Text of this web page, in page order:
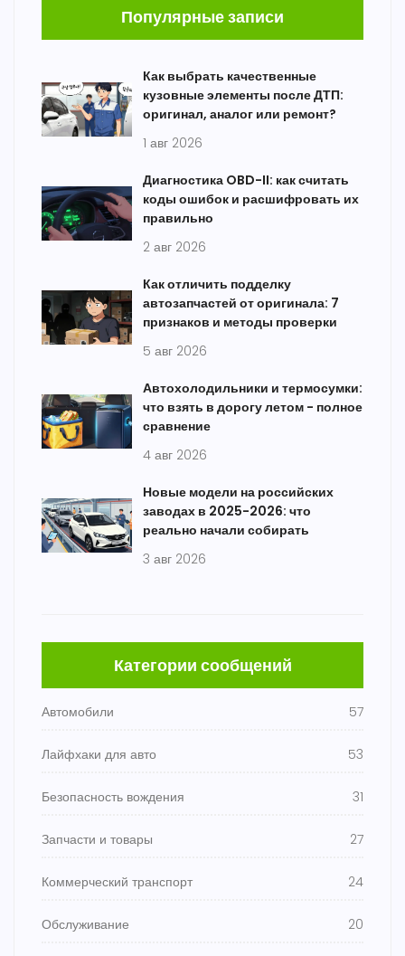
Популярные записи
Как выбрать качественные
кузовные элементы после ДТП:
оригинал, аналог или ремонт?
1 авг 2026
Диагностика OBD-II: как считать
коды ошибок и расшифровать их
правильно
2 авг 2026
Как отличить подделку
автозапчастей от оригинала: 7
признаков и методы проверки
5 авг 2026
Автохолодильники и термосумки:
что взять в дорогу летом - полное
сравнение
4 авг 2026
Новые модели на российских
заводах в 2025-2026: что
реально начали собирать
3 авг 2026
Категории сообщений
Автомобили 57
Лайфхаки для авто 53
Безопасность вождения 31
Запчасти и товары 27
Коммерческий транспорт 24
Обслуживание 20